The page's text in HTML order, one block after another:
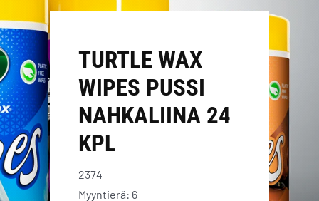
TURTLE WAX
WIPES PUSSI
NAHKALIINA 24
KPL
2374
Myyntierä: 6